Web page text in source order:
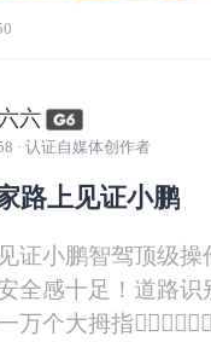
六
· 认证自媒体创作者
路上见证小鹏
证小鹏智驾顶级操
全感十足！道路识
个大拇指